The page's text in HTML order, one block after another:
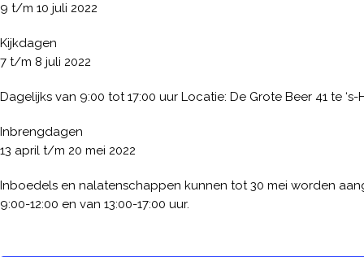
9 t/m 10 juli 2022
Kijkdagen
7 t/m 8 juli 2022
Dagelijks van 9:00 tot 17:00 uur Locatie: De Grote Beer 41 te
Inbrengdagen
13 april t/m 20 mei 2022
Inboedels en nalatenschappen kunnen tot 30 mei worden
9:00-12:00 en van 13:00-17:00 uur.